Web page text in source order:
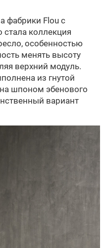
фабрики Flou c
коллекция
особенностью
менять высоту
верхний модуль.
из гнутой
шпоном эбенового
вариант